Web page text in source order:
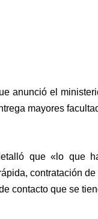
anunció el
mayores
que «lo que
contratación
contacto que se